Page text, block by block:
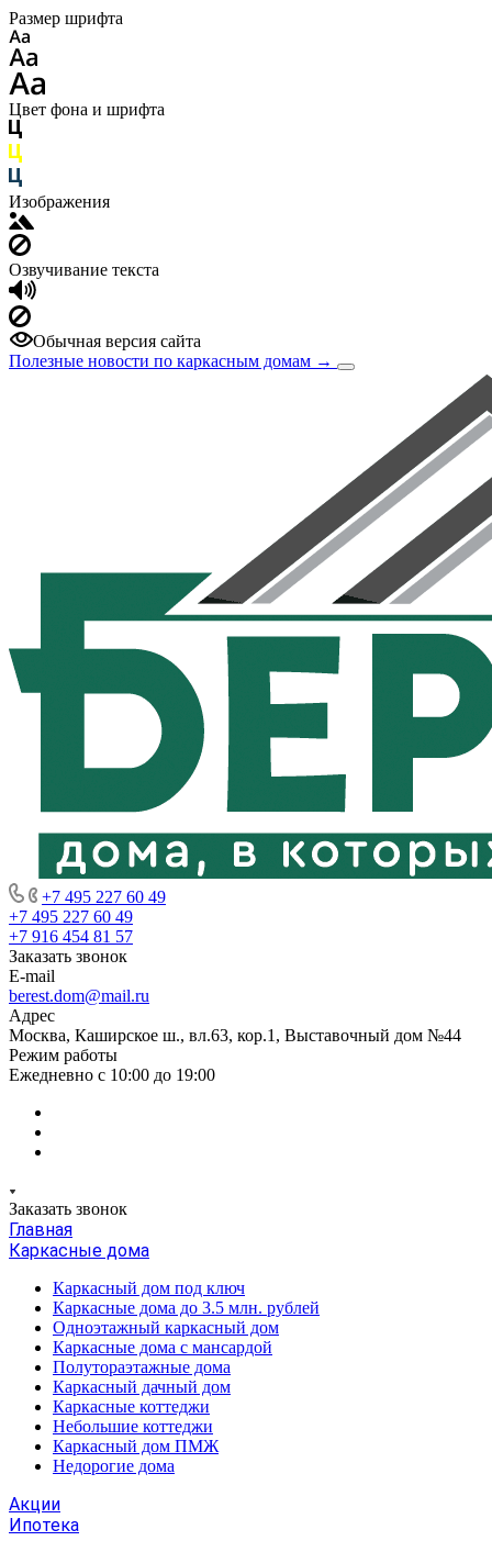
Размер шрифта
Цвет фона и шрифта
Изображения
Озвучивание текста
Обычная версия сайта
Полезные новости по каркасным домам →
+7 495 227 60 49
+7 495 227 60 49
+7 916 454 81 57
Заказать звонок
E-mail
berest.dom@mail.ru
Адрес
Москва, Каширское ш., вл.63, кор.1, Выставочный дом №44
Режим работы
Ежедневно с 10:00 до 19:00
Заказать звонок
Главная
Каркасные дома
Каркасный дом под ключ
Каркасные дома до 3.5 млн. рублей
Одноэтажный каркасный дом
Каркасные дома с мансардой
Полутораэтажные дома
Каркасный дачный дом
Каркасные коттеджи
Небольшие коттеджи
Каркасный дом ПМЖ
Недорогие дома
Акции
Ипотека